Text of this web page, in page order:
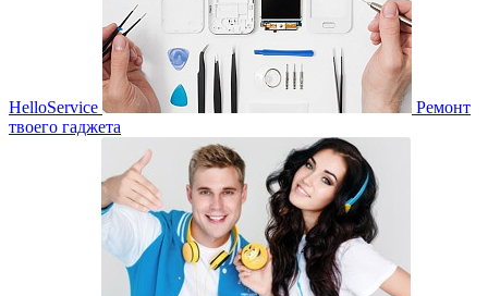
HelloService
Ремонт
твоего гаджета